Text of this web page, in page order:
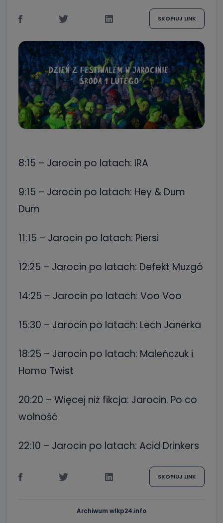
SKOPIUJ LINK
8:15 – Jarocin po latach: IRA
9:15 – Jarocin po latach: Hey & Dum
Dum
11:15 – Jarocin po latach: Piersi
12:25 – Jarocin po latach: Defekt Muzgó
14:25 – Jarocin po latach: Voo Voo
15:30 – Jarocin po latach: Lech Janerka
18:25 – Jarocin po latach: Maleńczuk i
Homo Twist
20:20 – Więcej niż fikcja: Jarocin. Po co
wolność
22:10 – Jarocin po latach: Acid Drinkers
SKOPIUJ LINK
Archiwum wlkp24.info